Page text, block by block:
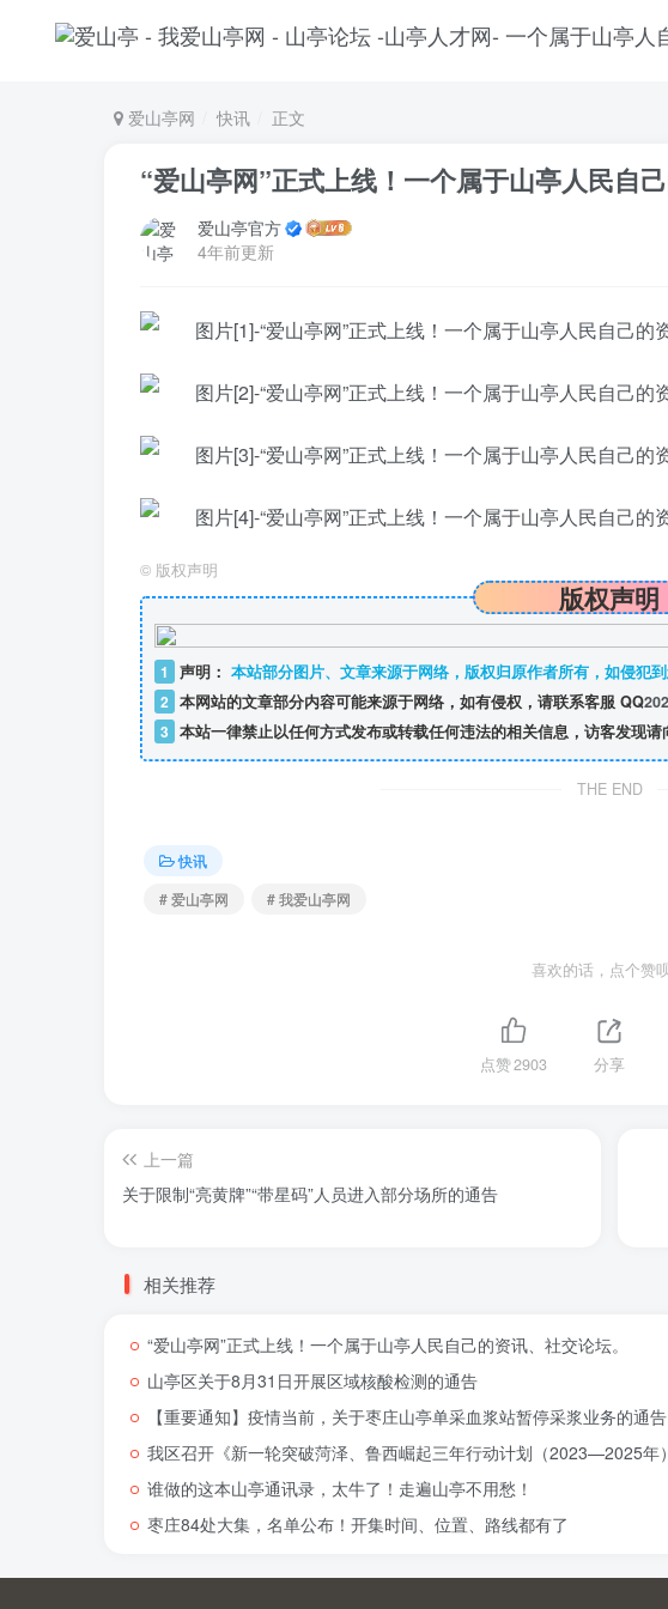
爱山亭网 快讯 正文
“爱山亭网”正式上线！一个属于山亭人民自
爱山亭官方
4年前更新
© 版权声明
版权声明
1 声明： 本站部分图片、文章来源于网络，版权归原作者所有，如侵犯
2 本网站的文章部分内容可能来源于网络，如有侵权，请联系客服 QQ
3 本站一律禁止以任何方式发布或转载任何违法的相关信息，访客发现请
THE END
快讯
# 爱山亭网
# 我爱山亭网
喜欢的话，点个赞
点赞2903 分享
上一篇
关于限制“亮黄牌”“带星码”人员进入部分场所的通告
相关推荐
“爱山亭网”正式上线！一个属于山亭人民自己的资讯、社交论坛。
山亭区关于8月31日开展区域核酸检测的通告
【重要通知】疫情当前，关于枣庄山亭单采血浆站暂停采浆业务的通告
我区召开《新一轮突破菏泽、鲁西崛起三年行动计划（2023—2025年
谁做的这本山亭通讯录，太牛了！走遍山亭不用愁！
枣庄84处大集，名单公布！开集时间、位置、路线都有了